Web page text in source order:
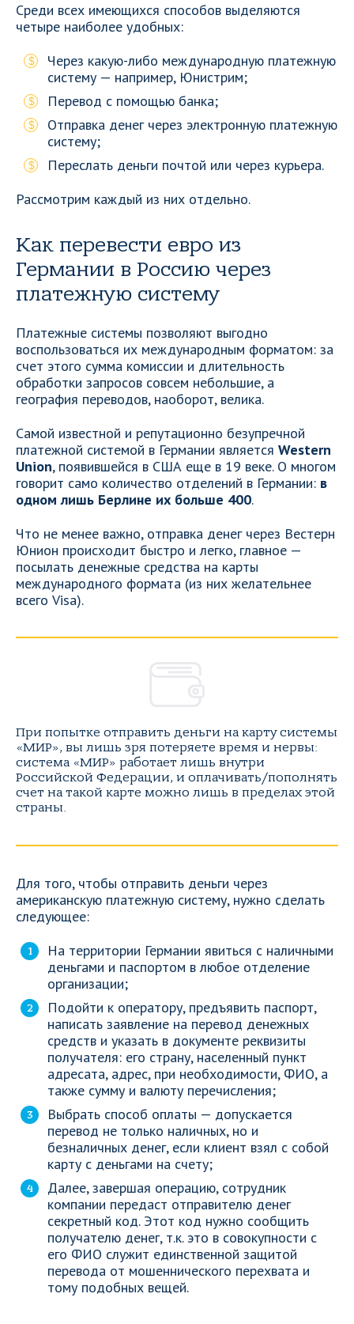
Среди всех имеющихся способов выделяются
четыре наиболее удобных:
Через какую-либо международную платежную
систему — например, Юнистрим;
Перевод с помощью банка;
Отправка денег через электронную платежную
систему;
Переслать деньги почтой или через курьера.
Рассмотрим каждый из них отдельно.
Как перевести евро из
Германии в Россию через
платежную систему
Платежные системы позволяют выгодно
воспользоваться их международным форматом: за
счет этого сумма комиссии и длительность
обработки запросов совсем небольшие, а
география переводов, наоборот, велика.
Самой известной и репутационно безупречной
платежной системой в Германии является Western
Union, появившейся в США еще в 19 веке. О многом
говорит само количество отделений в Германии: в
одном лишь Берлине их больше 400.
Что не менее важно, отправка денег через Вестерн
Юнион происходит быстро и легко, главное —
посылать денежные средства на карты
международного формата (из них желательнее
всего Visa).
При попытке отправить деньги на карту системы
«МИР», вы лишь зря потеряете время и нервы:
система «МИР» работает лишь внутри
Российской Федерации, и оплачивать/пополнять
счет на такой карте можно лишь в пределах этой
страны.
Для того, чтобы отправить деньги через
американскую платежную систему, нужно сделать
следующее:
На территории Германии явиться с наличными
деньгами и паспортом в любое отделение
организации;
Подойти к оператору, предъявить паспорт,
написать заявление на перевод денежных
средств и указать в документе реквизиты
получателя: его страну, населенный пункт
адресата, адрес, при необходимости, ФИО, а
также сумму и валюту перечисления;
Выбрать способ оплаты — допускается
перевод не только наличных, но и
безналичных денег, если клиент взял с собой
карту с деньгами на счету;
Далее, завершая операцию, сотрудник
компании передаст отправителю денег
секретный код. Этот код нужно сообщить
получателю денег, т.к. это в совокупности с
его ФИО служит единственной защитой
перевода от мошеннического перехвата и
тому подобных вещей.